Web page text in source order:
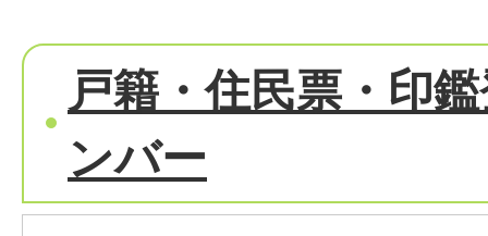
戸籍・住民票・印
ンバー